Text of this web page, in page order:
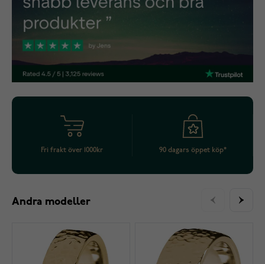
Fri frakt över 1000kr 90 dagars öppet köp*
Andra modeller